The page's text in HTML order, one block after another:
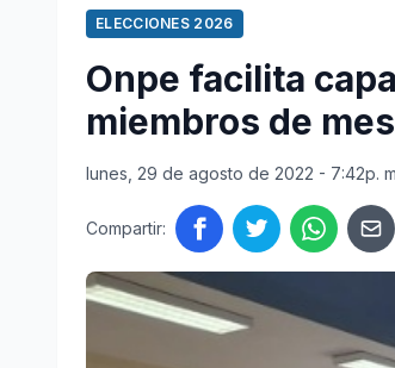
ELECCIONES 2026
Onpe facilita
miembros de
lunes, 29 de agosto de 2022 - 7:42p.
Compartir: